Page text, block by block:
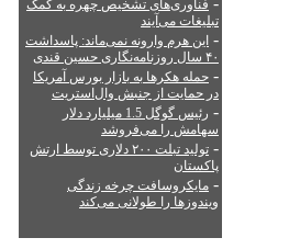
فناوری‌های تشخیص چهره به کمک
تبلیغات می‌آیند
- این هرم وارونه نمی‌ماند: پاسداشت
۴۰ سال روزنامه‌نگاری حسین قندی
- حمله هکرها به بازار بورس آمریکا
در حمایت از جنبش وال‌استریت
-
رئیس گوگل 1.5 میلیارد دلار
سهامش را می‌فروشد
-
تولید تبلت ۲۰۰ دلاری توسط ارتش
پاکستان
- مایکروسافت چرخه زندگی
ویندوزها را طولانی می‌کند